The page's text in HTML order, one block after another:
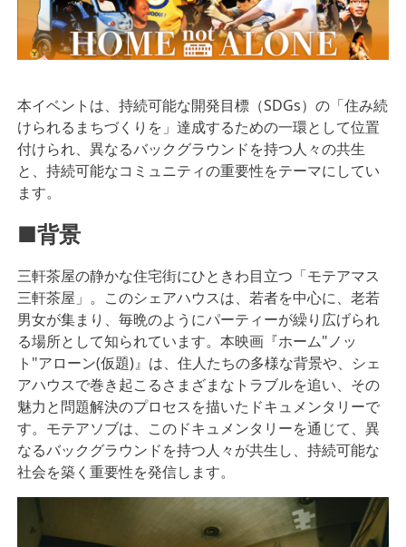
本イベントは、持続可能な開発目標（SDGs）の「住み続
けられるまちづくりを」達成するための一環として位置
付けられ、異なるバックグラウンドを持つ人々の共生
と、持続可能なコミュニティの重要性をテーマにしてい
ます。
■背景
三軒茶屋の静かな住宅街にひときわ目立つ「モテアマス
三軒茶屋」。このシェアハウスは、若者を中心に、老若
男女が集まり、毎晩のようにパーティーが繰り広げられ
る場所として知られています。本映画『ホーム"ノッ
ト"アローン(仮題)』は、住人たちの多様な背景や、シェ
アハウスで巻き起こるさまざまなトラブルを追い、その
魅力と問題解決のプロセスを描いたドキュメンタリーで
す。モテアソブは、このドキュメンタリーを通じて、異
なるバックグラウンドを持つ人々が共生し、持続可能な
社会を築く重要性を発信します。